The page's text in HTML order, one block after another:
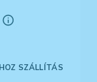
SZÁLLÍTÁS